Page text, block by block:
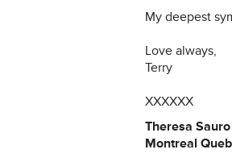
My deepest
Love always,
Terry
XXXXXX
Theresa Sauro
Montreal